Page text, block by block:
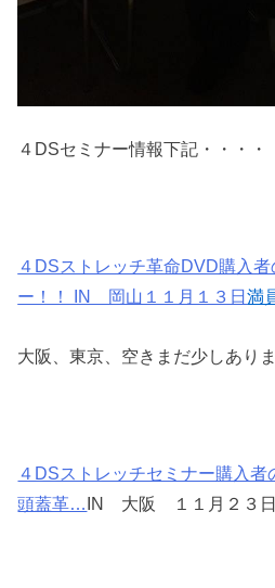
４DSセミナー情報下記・・・・
４DSストレッチ革命DVD購入
ー！！ IN 岡山１１月１３日満
大阪、東京、空きまだ少しあり
４DSストレッチセミナー購入者
頭蓋革… IN 大阪 １１月２３日